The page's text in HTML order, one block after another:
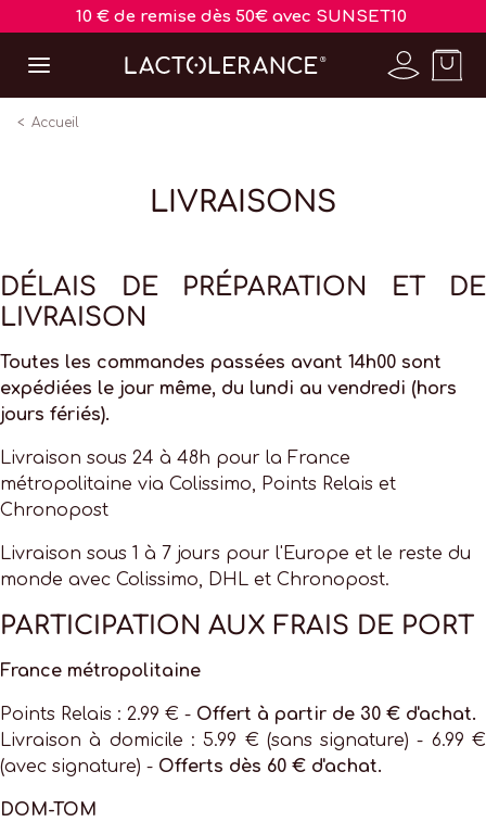
10 € de remise dès 50€ avec SUNSET10
Accueil
LIVRAISONS
DÉLAIS DE PRÉPARATION ET DE
LIVRAISON
Toutes les commandes passées avant 14h00 sont
expédiées le jour même, du lundi au vendredi (hors
jours fériés).
Livraison sous 24 à 48h pour la France
métropolitaine via Colissimo, Points Relais et
Chronopost
Livraison sous 1 à 7 jours pour l'Europe et le reste du
monde avec Colissimo, DHL et Chronopost.
PARTICIPATION AUX FRAIS DE PORT
France métropolitaine
Points Relais : 2.99 € - Offert à partir de 30 € d'achat.
Livraison à domicile : 5.99 € (sans signature) - 6.99 €
(avec signature) - Offerts dès 60 € d'achat.
DOM-TOM